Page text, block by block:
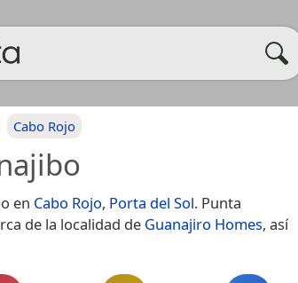
Cabo Rojo
en Cabo Rojo, Porta del Sol. Punta
de la localidad de Guanajiro Homes, así